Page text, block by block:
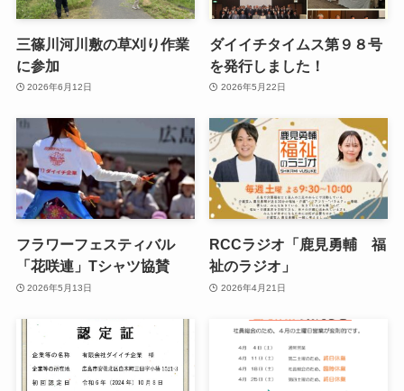
三篠川河川敷の草刈り作業
に参加
2026年6月12日
ダイイチタイムス第９８号
を発行しました！
2026年5月22日
フラワーフェスティバル
「花咲連」Tシャツ協賛
2026年5月13日
RCCラジオ「鹿見勇輔 福
祉のラジオ」
2026年4月21日